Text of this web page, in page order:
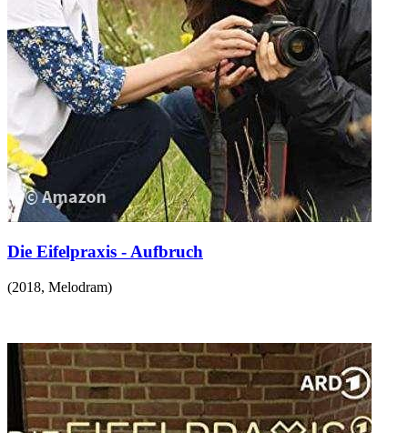
Die Eifelpraxis - Aufbruch
(2018, Melodram)